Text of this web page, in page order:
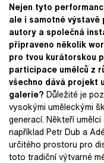
Nejen tyto
ale i samotné
autory a společná
připraveno několik
pro tvou kurátorskou
participace umělců z
všechno dává projekt
galerie? Důležité je
vysokými uměleckými
generací. Někteří
například Petr Dub a
určitého prostoru pro
toto tradiční výtvarné